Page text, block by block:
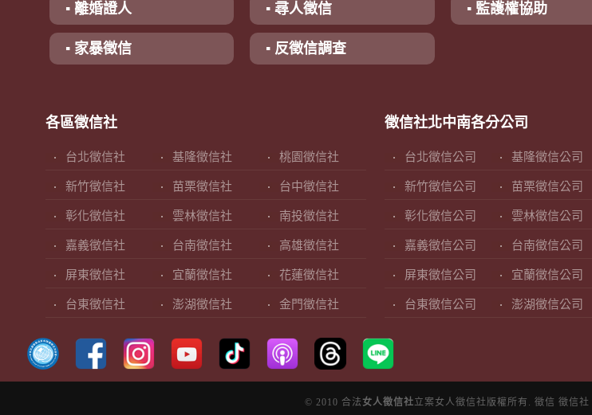
▪ 離婚證人 ▪ 尋人徵信 ▪ 監護權協助
▪ 家暴徵信 ▪ 反徵信調查
各區徵信社
台北徵信社 基隆徵信社 桃園徵信社
新竹徵信社 苗栗徵信社 台中徵信社
彰化徵信社 雲林徵信社 南投徵信社
嘉義徵信社 台南徵信社 高雄徵信社
屏東徵信社 宜蘭徵信社 花蓮徵信社
台東徵信社 澎湖徵信社 金門徵信社
徵信社北中南各分公司
台北徵信公司 基隆徵信公司
新竹徵信公司 苗栗徵信公司
彰化徵信公司 雲林徵信公司
嘉義徵信公司 台南徵信公司
屏東徵信公司 宜蘭徵信公司
台東徵信公司 澎湖徵信公司
© 2010 合法 女人徵信社立案女人徵信社版權所有. 徵信 徵信社